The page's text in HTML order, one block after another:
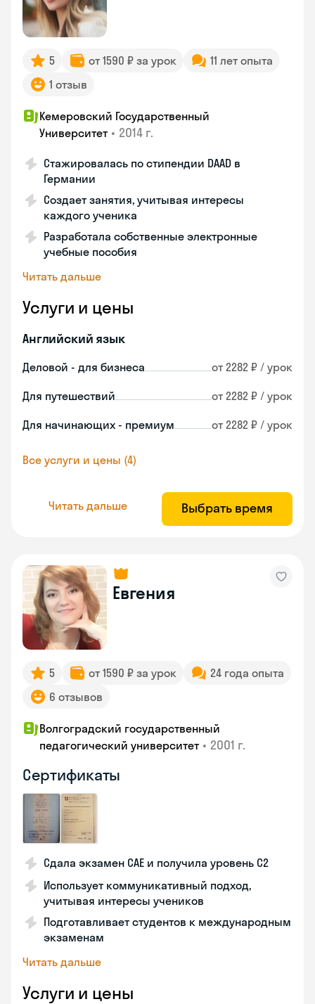
5 от 1590 ₽ за урок
11 лет опыта
1 отзыв
Кемеровский Государственный
Университет • 2014 г.
Стажировалась по стипендии DAAD в
Германии
Создает занятия, учитывая интересы
каждого ученика
Разработала собственные электронные
учебные пособия
Читать дальше
Услуги и цены
Английский язык
Деловой - для бизнеса от 2282 ₽ / урок
Для путешествий от 2282 ₽ / урок
Для начинающих - премиум от 2282 ₽ / урок
Все услуги и цены (4)
Читать дальше Выбрать время
Евгения
5 от 1590 ₽ за урок
24 года опыта
6 отзывов
Волгоградский государственный
педагогический университет • 2001 г.
Сертификаты
Сдала экзамен CAE и получила уровень С2
Использует коммуникативный подход,
учитывая интересы учеников
Подготавливает студентов к международным
экзаменам
Читать дальше
Услуги и цены